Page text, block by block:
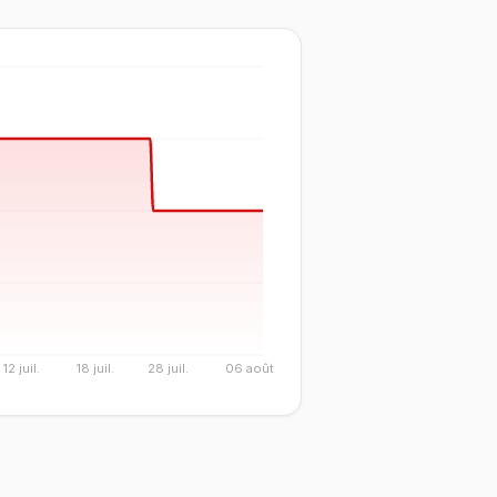
12 juil. 18 juil. 28 juil. 06 août